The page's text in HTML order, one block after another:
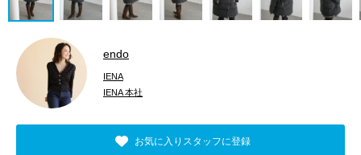
endo
IENA
IENA 本社
お気に入りスタッフに登録